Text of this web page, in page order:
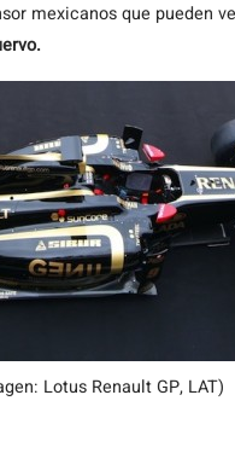
mexicanos que pueden
Lotus Renault GP, LAT)